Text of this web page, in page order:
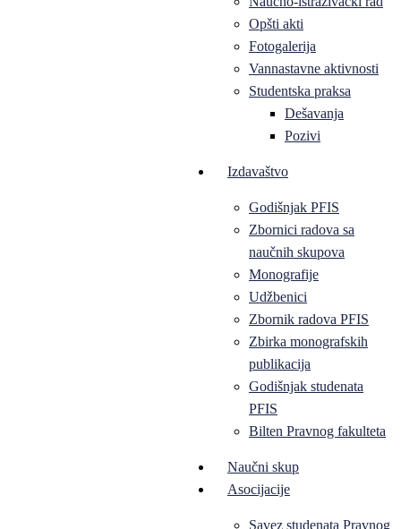
Opšti akti
Fotogalerija
Vannastavne aktivnosti
Studentska praksa
Dešavanja
Pozivi
Izdavaštvo
Godišnjak PFIS
Zbornici radova sa
naučnih skupova
Monografije
Udžbenici
Zbornik radova PFIS
Zbirka monografskih
publikacija
Godišnjak studenata
PFIS
Bilten Pravnog fakulteta
Naučni skup
Asocijacije
Savez studenata Pravnog